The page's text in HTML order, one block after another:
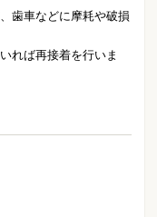
歯車などに摩耗や破損
れば再接着を行いま